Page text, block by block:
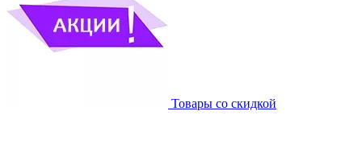
Товары со скидкой